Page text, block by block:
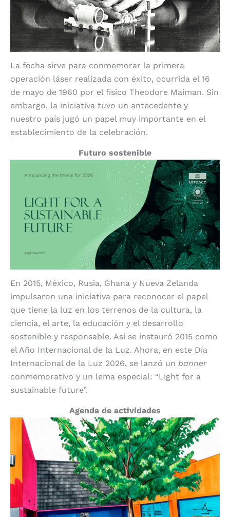
La fecha sirve para conmemorar la primera
operación láser realizada con éxito, ocurrida el 16
de mayo de 1960 por el físico Theodore Maiman. Sin
embargo, la iniciativa tuvo un antecedente y
nuestro país jugó un papel muy importante en el
establecimiento de la celebración.
Futuro sostenible
En 2015, México, Rusia, Ghana y Nueva Zelanda
impulsaron una iniciativa para reconocer el papel
que tiene la luz en los terrenos de la cultura, la
ciencia, el arte, la educación y el desarrollo
sostenible y responsable. Así se instauró 2015 como
el Año Internacional de la Luz. Ahora, en este Día
Internacional de la Luz 2026, se lanzó un banner
conmemorativo y un lema especial: “Light for a
sustainable future”.
Agenda de actividades